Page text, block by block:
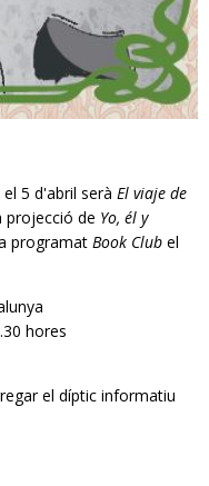
5 d'abril serà El viaje de
projecció de Yo, él y
programat Book Club el
hores
el díptic informatiu